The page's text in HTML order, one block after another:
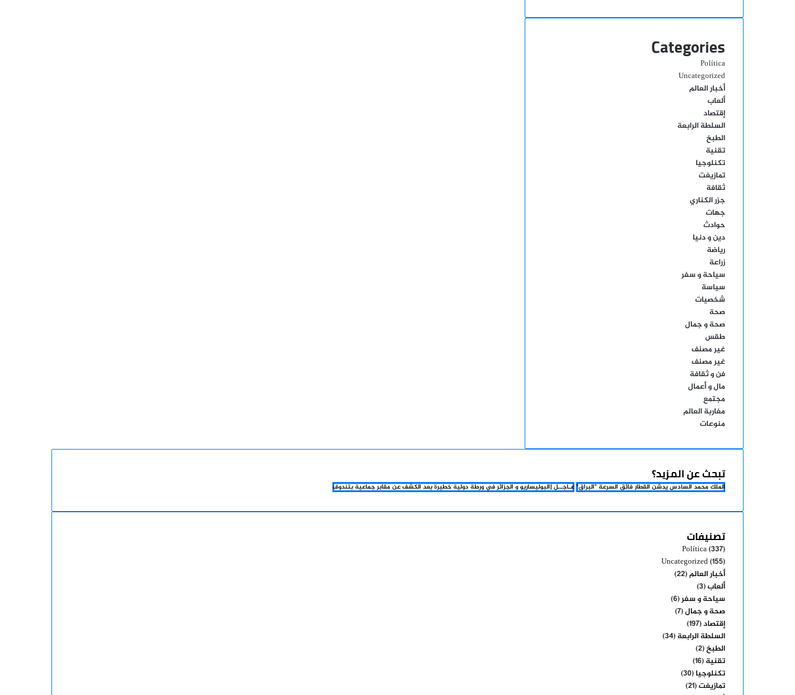
Categories
Política
Uncategorized
أخبار العالم
ألعاب
إقتصاد
السلطة الرابعة
الطبخ
تقنية
تكنلوجيا
تمازيغت
ثقافة
جزر الكناري
جهات
حوادث
دين و دنيا
رياضة
زراعة
سياحة و سفر
سياسة
شخصيات
صحة
صحة و جمال
طقس
غير مصنف
غير مصنف
فن و ثقافة
مال و أعمال
مجتمع
مغاربة العالم
منوعات
تبحث عن المزيد؟
الملك محمد السادس يدشن القطار فائق السرعة "البراق"عـاجــل |البوليساريو و الجزائر في ورطة دولية خطيرة بعد الكشف عن مقابر جماعية بتندوف
تصنيفات
Política(337)
Uncategorized(155)
أخبار العالم(22)
ألعاب(3)
سياحة و سفر(6)
صحة و جمال(7)
إقتصاد(197)
السلطة الرابعة(34)
الطبخ(2)
تقنية(16)
تكنلوجيا(30)
تمازيغت(21)